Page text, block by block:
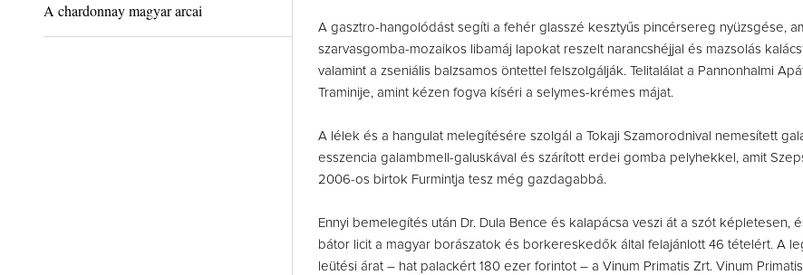
A chardonnay magyar arcai
A gasztro-hangolódást segíti a fehér glasszé kesztyűs pincérsereg nyüzsgése,
szarvasgomba-mozaikos libamáj lapokat reszelt narancshéjjal és mazsolás
valamint a zseniális balzsamos öntettel felszolgálják. Telitalálat a Pannonhalmi
Traminije, amint kézen fogva kíséri a selymes-krémes májat.
A lélek és a hangulat melegítésére szolgál a Tokaji Szamorodnival nemesített
esszencia galambmell-galuskával és szárított erdei gomba pelyhekkel, amit
2006-os birtok Furmintja tesz még gazdagabbá.
Ennyi bemelegítés után Dr. Dula Bence és kalapácsa veszi át a szót képletesen,
bátor licit a magyar borászatok és borkereskedők által felajánlott 46 tételért. A
leütési árat – hat palackért 180 ezer forintot – a Vinum Primatis Zrt. Vinum